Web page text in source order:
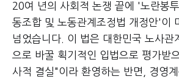
20여 년의 사회적 논쟁 끝에 '노란봉
동조합 및 노동관계조정법 개정안'이
넘었습니다. 이 법은 대한민국 노사관
으로 바꿀 획기적인 입법으로 평가받
사적 결실"이라 환영하는 반면, 경영